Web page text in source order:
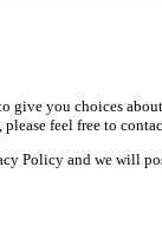
give you choices
feel free to
Policy and we will